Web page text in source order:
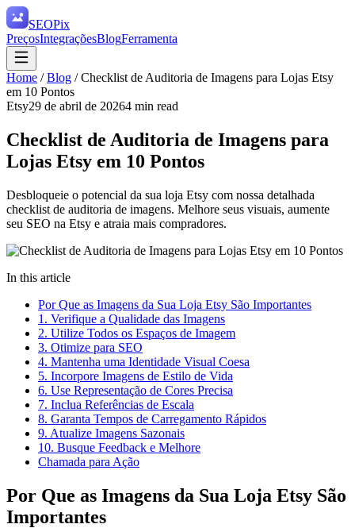
SEOPix
PreçosIntegraçõesBlogFerramenta
Home /Blog /Checklist de Auditoria de Imagens para Lojas Etsy
em 10 Pontos
Etsy29 de abril de 20264 min read
Checklist de Auditoria de Imagens para
Lojas Etsy em 10 Pontos
Desbloqueie o potencial da sua loja Etsy com nossa detalhada
checklist de auditoria de imagens. Melhore seus visuais, aumente
seu SEO na Etsy e atraia mais compradores.
In this article
Por Que as Imagens da Sua Loja Etsy São Importantes
1. Verifique a Qualidade das Imagens
2. Utilize Todos os Espaços de Imagem
3. Otimize para SEO
4. Mantenha uma Identidade Visual Coesa
5. Incorpore Imagens de Estilo de Vida
6. Use Representação de Cores Precisa
7. Inclua Referências de Escala
8. Garanta Tempos de Carregamento Rápidos
9. Atualize Imagens Sazonais
10. Busque Feedback e Melhore
Chamada para Ação
Por Que as Imagens da Sua Loja Etsy São
Importantes